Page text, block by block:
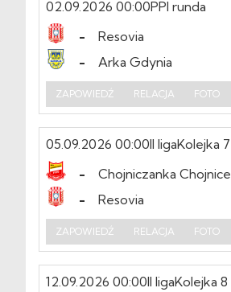
02.09.2026 00:00PPI runda
-
Resovia
-
Arka Gdynia
ZAPOWIEDŹ RELACJA FOTO
05.09.2026 00:00II ligaKolejka 7
-
Chojniczanka Chojnice
-
Resovia
ZAPOWIEDŹ RELACJA FOTO
12.09.2026 00:00II ligaKolejka 8